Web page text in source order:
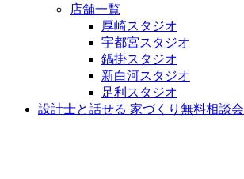
店舗一覧
厚崎スタジオ
宇都宮スタジオ
鍋掛スタジオ
新白河スタジオ
足利スタジオ
設計士と話せる 家づくり無料相談会